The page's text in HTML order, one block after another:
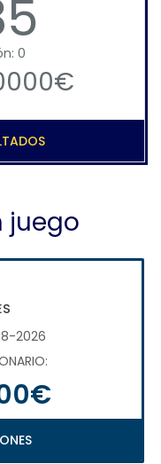
0
juego
2026